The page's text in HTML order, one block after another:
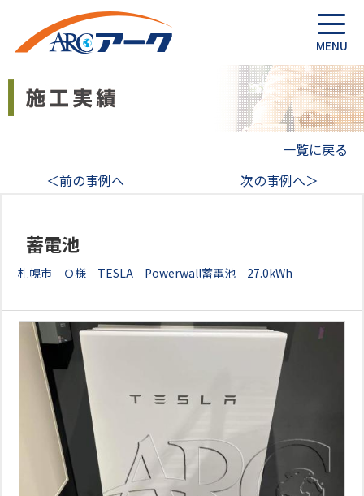
一覧に戻る
＜前の事例へ
次の事例へ＞
蓄電池
札幌市 Ｏ様 TESLA Powerwall蓄電池 27.0kWh